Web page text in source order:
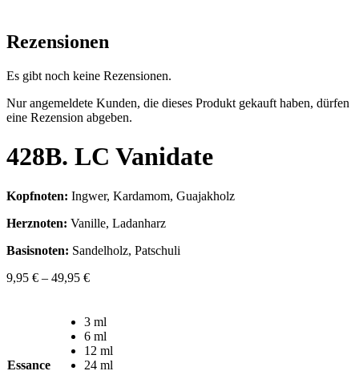
Rezensionen
Es gibt noch keine Rezensionen.
Nur angemeldete Kunden, die dieses Produkt gekauft haben, dürfen
eine Rezension abgeben.
428B. LC Vanidate
Kopfnoten: Ingwer, Kardamom, Guajakholz
Herznoten: Vanille, Ladanharz
Basisnoten: Sandelholz, Patschuli
9,95 € – 49,95 €
Essance
3 ml
6 ml
12 ml
24 ml